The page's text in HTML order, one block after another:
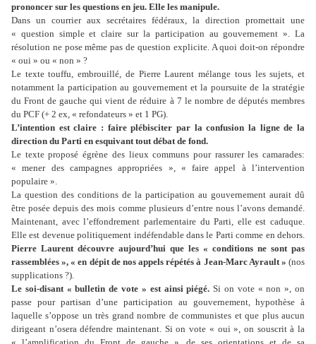
prononcer sur les questions en jeu. Elle les manipule.
Dans un courrier aux secrétaires fédéraux, la direction promettait une
« question simple et claire sur la participation au gouvernement ». La
résolution ne pose même pas de question explicite. A quoi doit-on répondre
« oui » ou « non » ?
Le texte touffu, embrouillé, de Pierre Laurent mélange tous les sujets, et
notamment la participation au gouvernement et la poursuite de la stratégie
du Front de gauche qui vient de réduire à 7 le nombre de députés membres
du PCF (+ 2 ex, « refondateurs » et 1 PG).
L’intention est claire : faire plébisciter par la confusion la ligne de la
direction du Parti en esquivant tout débat de fond.
Le texte proposé égrène des lieux communs pour rassurer les camarades:
« mener des campagnes appropriées », « faire appel à l’intervention
populaire ».
La question des conditions de la participation au gouvernement aurait dû
être posée depuis des mois comme plusieurs d’entre nous l’avons demandé.
Maintenant, avec l’effondrement parlementaire du Parti, elle est caduque.
Elle est devenue politiquement indéfendable dans le Parti comme en dehors.
Pierre Laurent découvre aujourd’hui que les « conditions ne sont pas
rassemblées », « en dépit de nos appels répétés à Jean-Marc Ayrault » (nos
supplications ?).
Le soi-disant « bulletin de vote » est ainsi piégé. Si on vote « non », on
passe pour partisan d’une participation au gouvernement, hypothèse à
laquelle s’oppose un très grand nombre de communistes et que plus aucun
dirigeant n’osera défendre maintenant. Si on vote « oui », on souscrit à la